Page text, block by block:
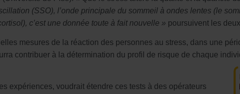
(SSO), l’onde principale du sommeil à ondes lentes (le
c’est une donnée toute à fait nouvelle » poursuivent les
mesures de la réaction des personnes au stress, dans une
contribuer à la détermination du profil de risque de chaque
expériences, voudrait étendre ces tests à des opérateurs